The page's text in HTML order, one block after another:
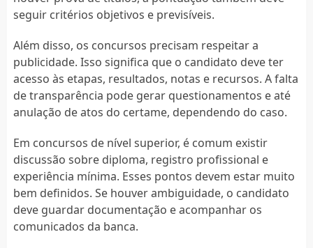
seguir critérios objetivos e previsíveis.
Além disso, os concursos precisam respeitar a
publicidade. Isso significa que o candidato deve ter
acesso às etapas, resultados, notas e recursos. A falta
de transparência pode gerar questionamentos e até
anulação de atos do certame, dependendo do caso.
Em concursos de nível superior, é comum existir
discussão sobre diploma, registro profissional e
experiência mínima. Esses pontos devem estar muito
bem definidos. Se houver ambiguidade, o candidato
deve guardar documentação e acompanhar os
comunicados da banca.